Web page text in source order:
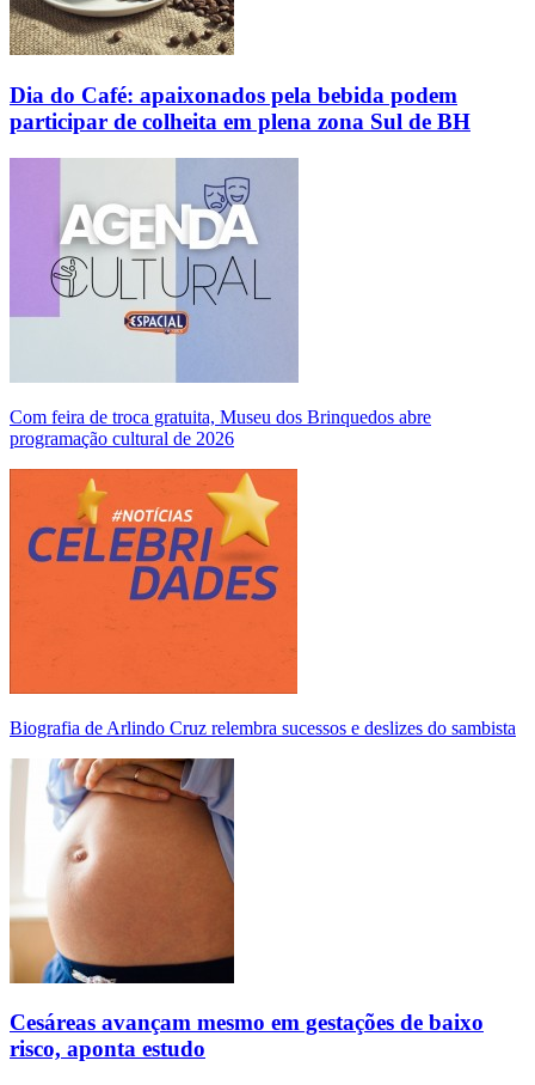
Dia do Café: apaixonados pela bebida podem
participar de colheita em plena zona Sul de BH
Com feira de troca gratuita, Museu dos Brinquedos abre
programação cultural de 2026
Biografia de Arlindo Cruz relembra sucessos e deslizes do sambista
Cesáreas avançam mesmo em gestações de baixo
risco, aponta estudo